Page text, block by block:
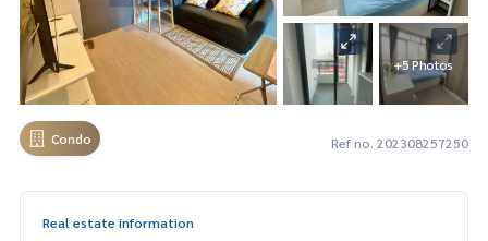
+5 Photos
Condo Ref no. 202308257250
Real estate information